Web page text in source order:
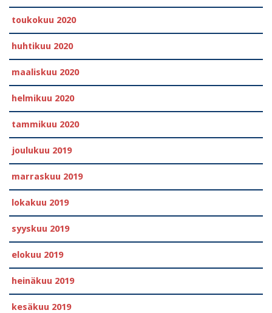
toukokuu 2020
huhtikuu 2020
maaliskuu 2020
helmikuu 2020
tammikuu 2020
joulukuu 2019
marraskuu 2019
lokakuu 2019
syyskuu 2019
elokuu 2019
heinäkuu 2019
kesäkuu 2019